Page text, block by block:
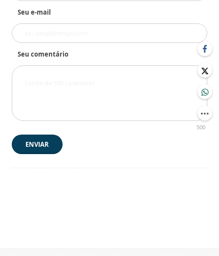
Seu e-mail
Seu comentário
500
ENVIAR